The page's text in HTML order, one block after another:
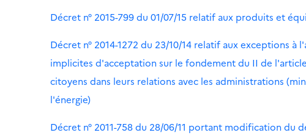
Décret n° 2015-799 du 01/07/15 relatif aux produits et
Décret n° 2014-1272 du 23/10/14 relatif aux exceptions
implicites d'acceptation sur le fondement du II de
citoyens dans leurs relations avec les administrations
l'énergie)
Décret n° 2011-758 du 28/06/11 portant modification du